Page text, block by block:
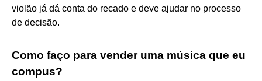
violão já dá conta do recado e deve ajudar no processo
de decisão.
Como faço para vender uma música que eu
compus?